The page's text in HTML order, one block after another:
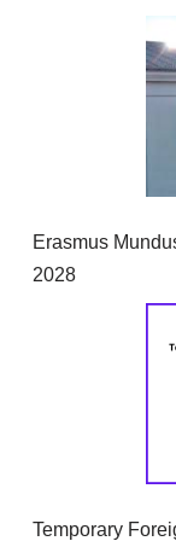
Erasmus
2028
Temporary